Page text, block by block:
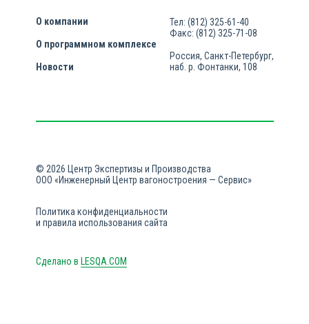
О компании
О программном комплексе
Новости
Тел: (812) 325-61-40
Факс: (812) 325-71-08
Россия, Санкт-Петербург,
наб. р. Фонтанки, 108
© 2026 Центр Экспертизы и Производства
ООО «Инженерный Центр вагоностроения — Сервис»
Политика конфиденциальности
и правила использования сайта
Сделано в LESQA.COM